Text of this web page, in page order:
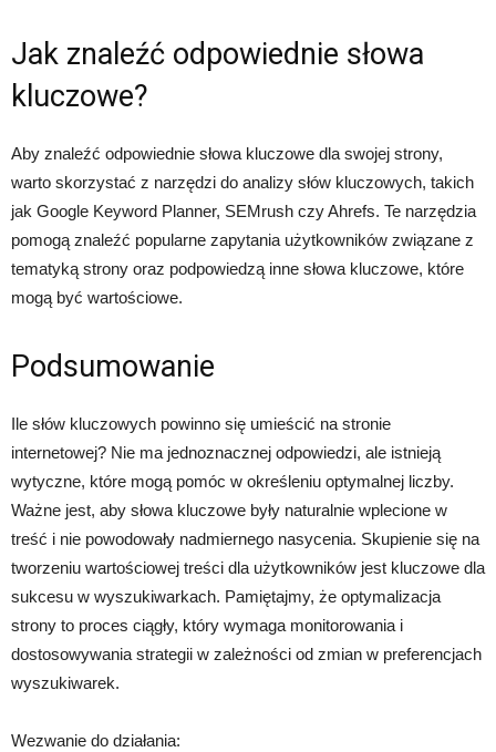
Jak znaleźć odpowiednie słowa
kluczowe?
Aby znaleźć odpowiednie słowa kluczowe dla swojej strony,
warto skorzystać z narzędzi do analizy słów kluczowych, takich
jak Google Keyword Planner, SEMrush czy Ahrefs. Te narzędzia
pomogą znaleźć popularne zapytania użytkowników związane z
tematyką strony oraz podpowiedzą inne słowa kluczowe, które
mogą być wartościowe.
Podsumowanie
Ile słów kluczowych powinno się umieścić na stronie
internetowej? Nie ma jednoznacznej odpowiedzi, ale istnieją
wytyczne, które mogą pomóc w określeniu optymalnej liczby.
Ważne jest, aby słowa kluczowe były naturalnie wplecione w
treść i nie powodowały nadmiernego nasycenia. Skupienie się na
tworzeniu wartościowej treści dla użytkowników jest kluczowe dla
sukcesu w wyszukiwarkach. Pamiętajmy, że optymalizacja
strony to proces ciągły, który wymaga monitorowania i
dostosowywania strategii w zależności od zmian w preferencjach
wyszukiwarek.
Wezwanie do działania: